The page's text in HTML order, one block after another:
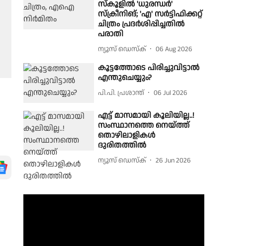
സ്കൂളിൽ 'ധുരന്ധർ'
സ്ക്രീനിങ്; 'എ' സർട്ടിഫിക്കറ്റ്
ചിത്രം പ്രദർശിപ്പിച്ചതിൽ
പരാതി
ന്യൂസ് ഡെസ്ക് 06 Aug 2026
കൂട്ടത്തോടെ പിരിച്ചുവിട്ടാല്‍
എന്തുചെയ്യും?
പി.പി. പ്രശാന്ത് 06 Jul 2026
എട്ട് മാസമായി കൂലിയില്ല..!
സംസ്ഥാനത്തെ നെയ്ത്ത്
തൊഴിലാളികൾ
ദുരിതത്തിൽ
ന്യൂസ് ഡെസ്ക് 26 Jun 2026